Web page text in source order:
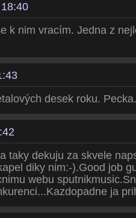
k nim vracím. Jedna z
desek roku. Pecka.
taky dekuju za skvele
diky nim:-).Good job
webu
ja